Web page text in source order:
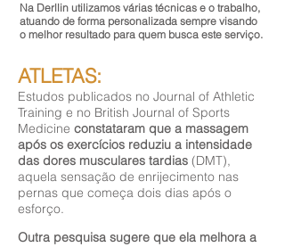
Na Derllin utilizamos várias técnicas e o trabalho,
atuando de forma personalizada sempre visando
o melhor resultado para quem busca este serviço.
ATLETAS:
Estudos publicados no Journal of Athletic
Training e no British Journal of Sports
Medicine constataram que a massagem
após os exercícios reduziu a intensidade
das dores musculares tardias (DMT),
aquela sensação de enrijecimento nas
pernas que começa dois dias após o
esforço.
Outra pesquisa sugere que ela melhora a